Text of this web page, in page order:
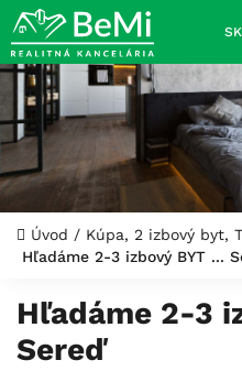
SK
Úvod / Kúpa, 2 izbový byt,
Hľadáme 2-3 izbový BYT ...
Hľadáme 2-3
Sereď